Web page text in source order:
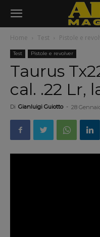
Home Test Pistole e
Test Pistole e revolver
Taurus
cal. .22 Lr,
Di Gianluigi Guiotto - 28